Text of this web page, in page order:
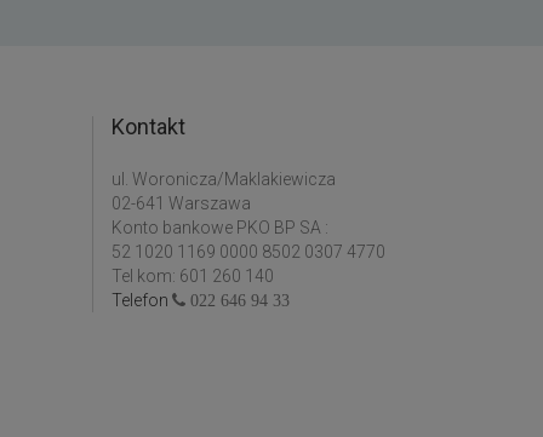
Kontakt
ul. Woronicza/Maklakiewicza
02-641 Warszawa
Konto bankowe PKO BP SA :
52 1020 1169 0000 8502 0307 4770
Tel kom: 601 260 140
Telefon
022 646 94 33